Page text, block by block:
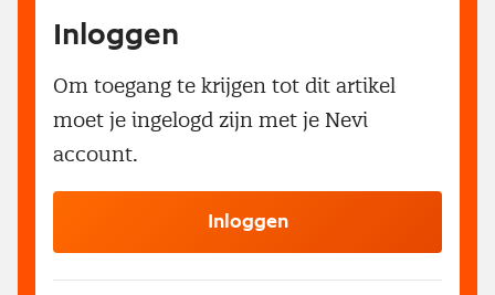
Inloggen
Om toegang te krijgen tot dit artikel
moet je ingelogd zijn met je Nevi
account.
Inloggen